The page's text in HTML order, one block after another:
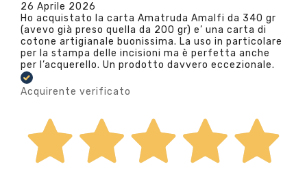
26 Aprile 2026
Ho acquistato la carta Amatruda Amalfi da 340 gr
(avevo già preso quella da 200 gr) e’ una carta di
cotone artigianale buonissima. La uso in particolare
per la stampa delle incisioni ma è perfetta anche
per l’acquerello. Un prodotto davvero eccezionale.
Acquirente verificato